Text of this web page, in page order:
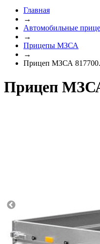
Главная
→
Автомобильные
→
Прицепы МЗСА
→
Прицеп МЗСА
Прицеп